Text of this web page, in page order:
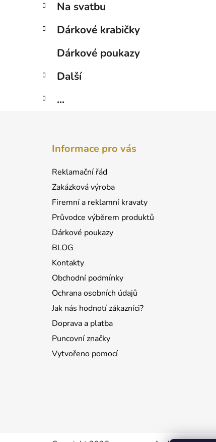
Na svatbu
Dárkové krabičky
Dárkové poukazy
Další
...
Informace pro vás
Reklamační řád
Zakázková výroba
Firemní a reklamní kravaty
Průvodce výběrem produktů
Dárkové poukazy
BLOG
Kontakty
Obchodní podmínky
Ochrana osobních údajů
Jak nás hodnotí zákazníci?
Doprava a platba
Puncovní značky
Vytvořeno pomocí